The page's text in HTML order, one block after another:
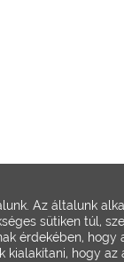
Az általunk
sütiken túl,
érdekében, hogy
hogy az